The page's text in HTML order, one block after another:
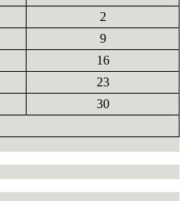
2
9
16
23
30